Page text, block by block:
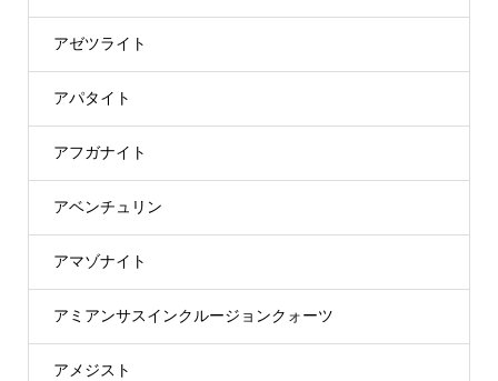
アゼツライト
アパタイト
アフガナイト
アベンチュリン
アマゾナイト
アミアンサスインクルージョンクォーツ
アメジスト